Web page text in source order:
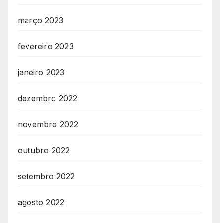
março 2023
fevereiro 2023
janeiro 2023
dezembro 2022
novembro 2022
outubro 2022
setembro 2022
agosto 2022